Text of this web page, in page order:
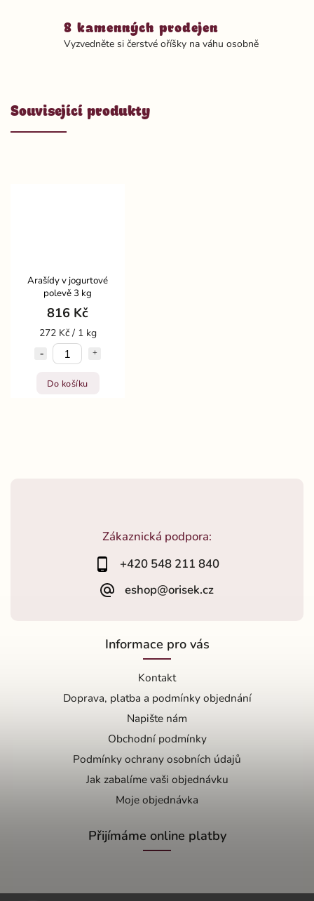
8 kamenných prodejen
Vyzvedněte si čerstvé oříšky na váhu osobně
Související produkty
Arašídy v jogurtové
polevě 3 kg
816 Kč
272 Kč / 1 kg
Do košíku
Zákaznická podpora:
+420 548 211 840
eshop@orisek.cz
Informace pro vás
Kontakt
Doprava, platba a podmínky objednání
Napište nám
Obchodní podmínky
Podmínky ochrany osobních údajů
Jak zabalíme vaši objednávku
Moje objednávka
Přijímáme online platby